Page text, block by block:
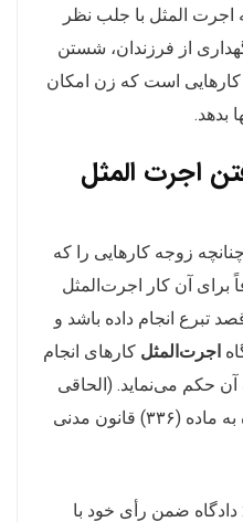
المثل با جلب نظر
از فرزندان، شستن
است که زن امکان
بدهد.
اجرت المثل
مدنی: چنانچه زوجه کارهایی را که
برای آن کار اجرت‌المثل
تبرع انجام داده باشد و
اجرت‌المثل کارهای انجام
حکم می‌نماید. (الحاقی
بموجب قانون الحاق یک تبصره به ماده (۳۳۶) قانون مدنی
: دادگاه ضمن رأی خود با